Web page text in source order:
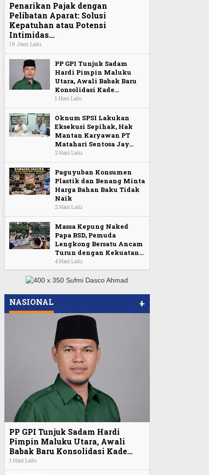
Penarikan Pajak dengan
Pelibatan Aparat: Solusi
Kepatuhan atau Potensi
Intimidas…
19 Jam Lalu
PP GPI Tunjuk Sadam
Hardi Pimpin Maluku
Utara, Awali Babak Baru
Konsolidasi Kade…
1 Hari Lalu
Oknum SPSI Lakukan
Eksekusi Sepihak, Hak
Mantan Karyawan PT
Matahari Sentosa Jay…
2 Hari Lalu
Paguyuban Konsumen
Plastik dan Benang Minta
Harga Bahan Baku Tidak
Naik
2 Hari Lalu
Massa Kepung Naked
Papa BSD, Pemuda
Lengkong Bersatu Ancam
Turun dengan Kekuatan…
4 Hari Lalu
NASIONAL +
PP GPI Tunjuk Sadam Hardi
Pimpin Maluku Utara, Awali
Babak Baru Konsolidasi Kade…
1 Hari Lalu